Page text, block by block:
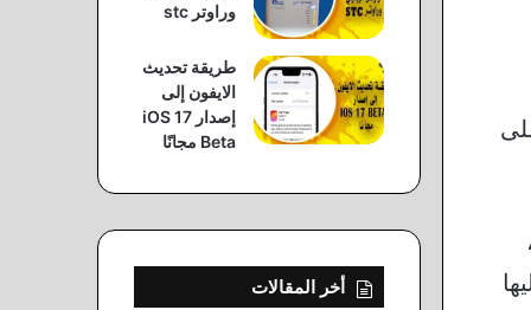
لحل مشكلة عدم وصول إشعارات البريد الإلكتروني على الجيميل، يجب عليك فتح تطبيق Gmail،
وراوتر stc
طريقة تحديث
الايفون إلى
إصدار iOS 17
Beta مجانًا
أخر المقالات